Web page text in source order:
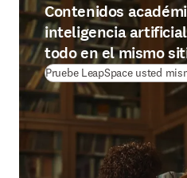
Contenidos
inteligencia
todo en el mismo
Pruebe LeapSpace usted